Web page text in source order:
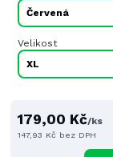
Velikost
179,00 Kč/ks
147,93 Kč bez DPH